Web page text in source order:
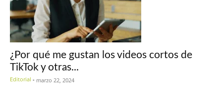
¿Por qué me gustan los videos cortos de
TikTok y otras...
Editorial - marzo 22, 2024